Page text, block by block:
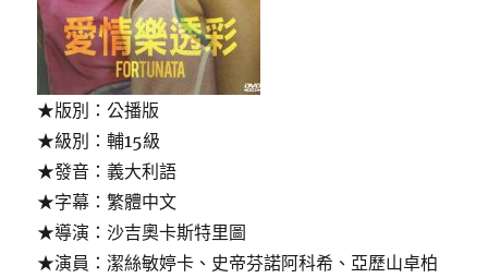
★版別：公播版
★級別：輔15級
★發音：義大利語
★字幕：繁體中文
★導演：沙吉奧卡斯特里圖
★演員：潔絲敏婷卡、史帝芬諾阿科希、亞歷山卓柏